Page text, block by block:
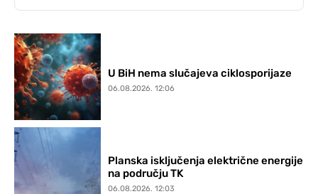
U BiH nema slučajeva ciklosporijaze
06.08.2026. 12:06
Planska isključenja električne energije
na području TK
06.08.2026. 12:03